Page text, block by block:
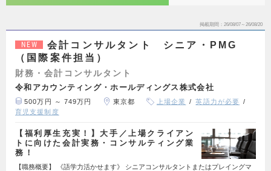
掲載期間 26/08/07～26/08/20
NEW
会計コンサルタント シニア・PMG
（国際案件担当）
財務・会計コンサルタント
令和アカウンティング・ホールディングス株式会社
500万円 ～ 749万円 東京都 上場企業
英語力が必要
育児支援制度
【福利厚生充実！】大手／上場クライアン
トに向けた会計実務・コンサルティング業
務！
【職務概要】 《語学力活かせます》 シニアコンサルタントまたはプレイングマ